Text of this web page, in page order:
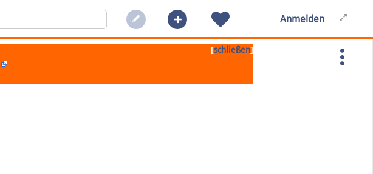
Anmelden
[schließen]